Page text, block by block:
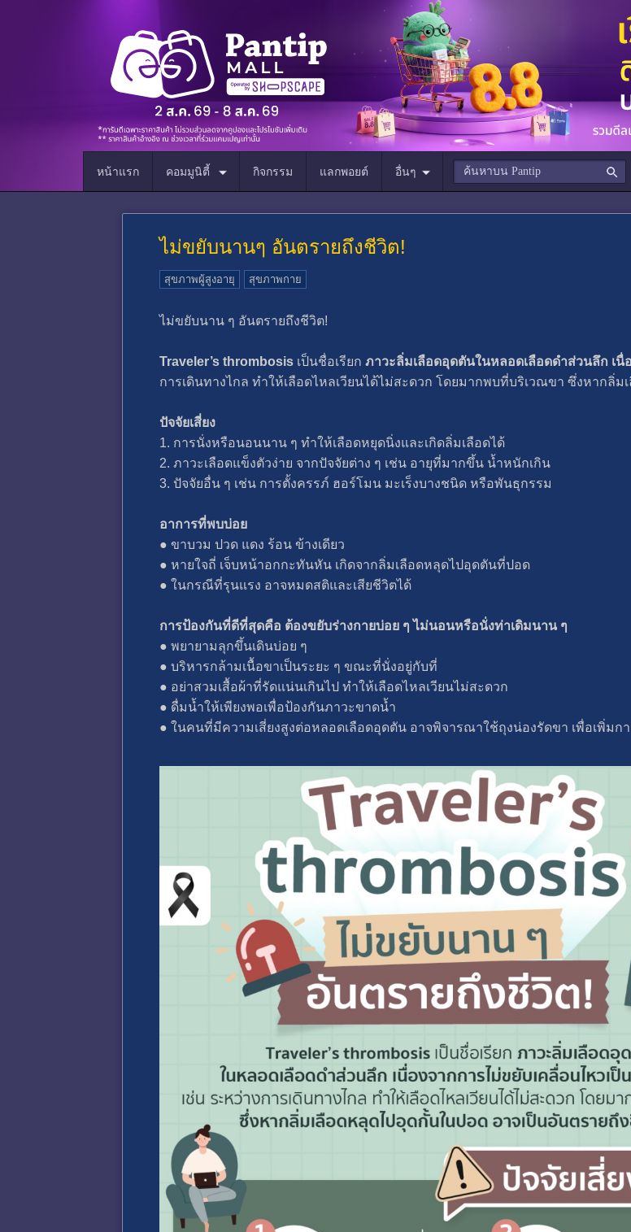
หน้าแรก คอมมูนิตี้ กิจกรรม แลกพอยต์ อื่นๆ
ไม่ขยับนานๆ อันตรายถึงชีวิต!
สุขภาพผู้สูงอายุ สุขภาพกาย
ไม่ขยับนาน ๆ อันตรายถึงชีวิต!
Traveler’s thrombosis เป็นชื่อเรียก ภาวะลิ่มเลือดอุดตันในหลอดเลือดดำส่วนลึก เนื่
การเดินทางไกล ทำให้เลือดไหลเวียนได้ไม่สะดวก โดยมากพบที่บริเวณขา ซึ่งหากลิ่
ปัจจัยเสี่ยง
1. การนั่งหรือนอนนาน ๆ ทำให้เลือดหยุดนิ่งและเกิดลิ่มเลือดได้
2. ภาวะเลือดแข็งตัวง่าย จากปัจจัยต่าง ๆ เช่น อายุที่มากขึ้น น้ำหนักเกิน
3. ปัจจัยอื่น ๆ เช่น การตั้งครรภ์ ฮอร์โมน มะเร็งบางชนิด หรือพันธุกรรม
อาการที่พบบ่อย
● ขาบวม ปวด แดง ร้อน ข้างเดียว
● หายใจถี่ เจ็บหน้าอกกะทันหัน เกิดจากลิ่มเลือดหลุดไปอุดตันที่ปอด
● ในกรณีที่รุนแรง อาจหมดสติและเสียชีวิตได้
การป้องกันที่ดีที่สุดคือ ต้องขยับร่างกายบ่อย ๆ ไม่นอนหรือนั่งท่าเดิมนาน ๆ
● พยายามลุกขึ้นเดินบ่อย ๆ
● บริหารกล้ามเนื้อขาเป็นระยะ ๆ ขณะที่นั่งอยู่กับที่
● อย่าสวมเสื้อผ้าที่รัดแน่นเกินไป ทำให้เลือดไหลเวียนไม่สะดวก
● ดื่มน้ำให้เพียงพอเพื่อป้องกันภาวะขาดน้ำ
● ในคนที่มีความเสี่ยงสูงต่อหลอดเลือดอุดตัน อาจพิจารณาใช้ถุงน่องรัดขา เพื่อเพิ่มก